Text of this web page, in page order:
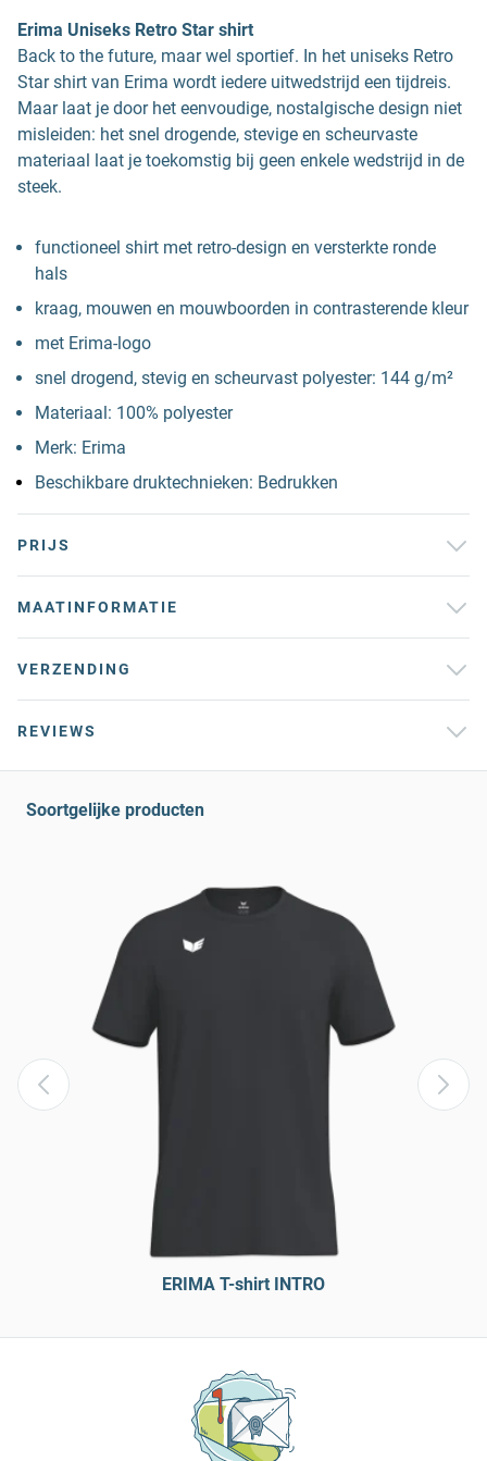
Erima Uniseks Retro Star shirt
Back to the future, maar wel sportief. In het uniseks Retro
Star shirt van Erima wordt iedere uitwedstrijd een tijdreis.
Maar laat je door het eenvoudige, nostalgische design niet
misleiden: het snel drogende, stevige en scheurvaste
materiaal laat je toekomstig bij geen enkele wedstrijd in de
steek.
functioneel shirt met retro-design en versterkte ronde
hals
kraag, mouwen en mouwboorden in contrasterende kleur
met Erima-logo
snel drogend, stevig en scheurvast polyester: 144 g/m²
Materiaal: 100% polyester
Merk: Erima
Beschikbare druktechnieken: Bedrukken
PRIJS
MAATINFORMATIE
VERZENDING
REVIEWS
Soortgelijke producten
ERIMA T-shirt INTRO